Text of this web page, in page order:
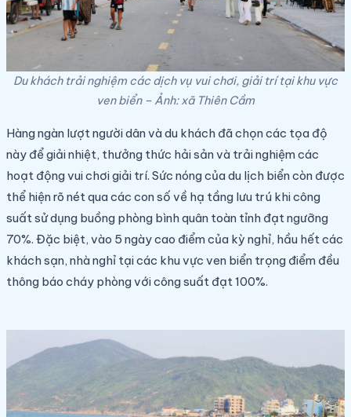
Du khách trải nghiệm các dịch vụ vui chơi, giải trí tại khu vực
ven biển – Ảnh: xã Thiên Cầm
Hàng ngàn lượt người dân và du khách đã chọn các tọa độ
này để giải nhiệt, thưởng thức hải sản và trải nghiệm các
hoạt động vui chơi giải trí. Sức nóng của du lịch biển còn được
thể hiện rõ nét qua các con số về hạ tầng lưu trú khi công
suất sử dụng buồng phòng bình quân toàn tỉnh đạt ngưỡng
70%. Đặc biệt, vào 5 ngày cao điểm của kỳ nghỉ, hầu hết các
khách sạn, nhà nghỉ tại các khu vực ven biển trọng điểm đều
thông báo cháy phòng với công suất đạt 100%.